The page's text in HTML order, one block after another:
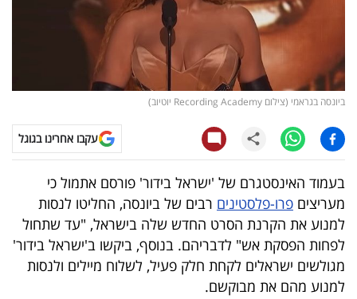
רכילות
עסקית
קריפטו
ויראלי
טלוויזיה
עסקי
ספורט
קריירה
ולימודים
ביונסה בגראמי (צילום Recording Academy יוטיוב)
עקבו אחרינו בגוגל
בעמוד האינסטגרם של 'ישראל בידור' פורסם אתמול כי
מעריצים פרו-פלסטינים רבים של ביונסה, החליטו לנסות
למנוע את הקרנת הסרט החדש שלה בישראל, "עד שתחול
לפחות הפסקת אש" לדבריהם. בנוסף, ביקשו ב'ישראל בידור'
מגולשים ישראלים לקחת חלק פעיל, לשלוח מיילים ולנסות
למנוע מהם את מבוקשם.